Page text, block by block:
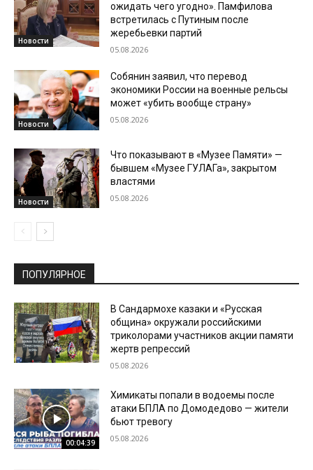
Новости
ожидать чего угодно». Памфилова
встретилась с Путиным после
жеребьевки партий
05.08.2026
Новости
Собянин заявил, что перевод
экономики России на военные рельсы
может «убить вообще страну»
05.08.2026
Новости
Что показывают в «Музее Памяти» —
бывшем «Музее ГУЛАГа», закрытом
властями
05.08.2026
ПОПУЛЯРНОЕ
В Сандармохе казаки и «Русская
община» окружали российскими
триколорами участников акции памяти
жертв репрессий
05.08.2026
00:04:39
Химикаты попали в водоемы после
атаки БПЛА по Домодедово — жители
бьют тревогу
05.08.2026